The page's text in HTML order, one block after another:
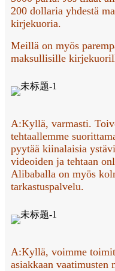
200 dollaria yhdestä
kirjekuoria.
Meillä on myös
maksullisille
A:Kyllä, varmasti.
tehtaallemme
pyytää kiinalaisia
videoiden ja tehtaan
Alibaballa on myös
tarkastuspalvelu.
A:Kyllä, voimme
asiakkaan vaatimusten